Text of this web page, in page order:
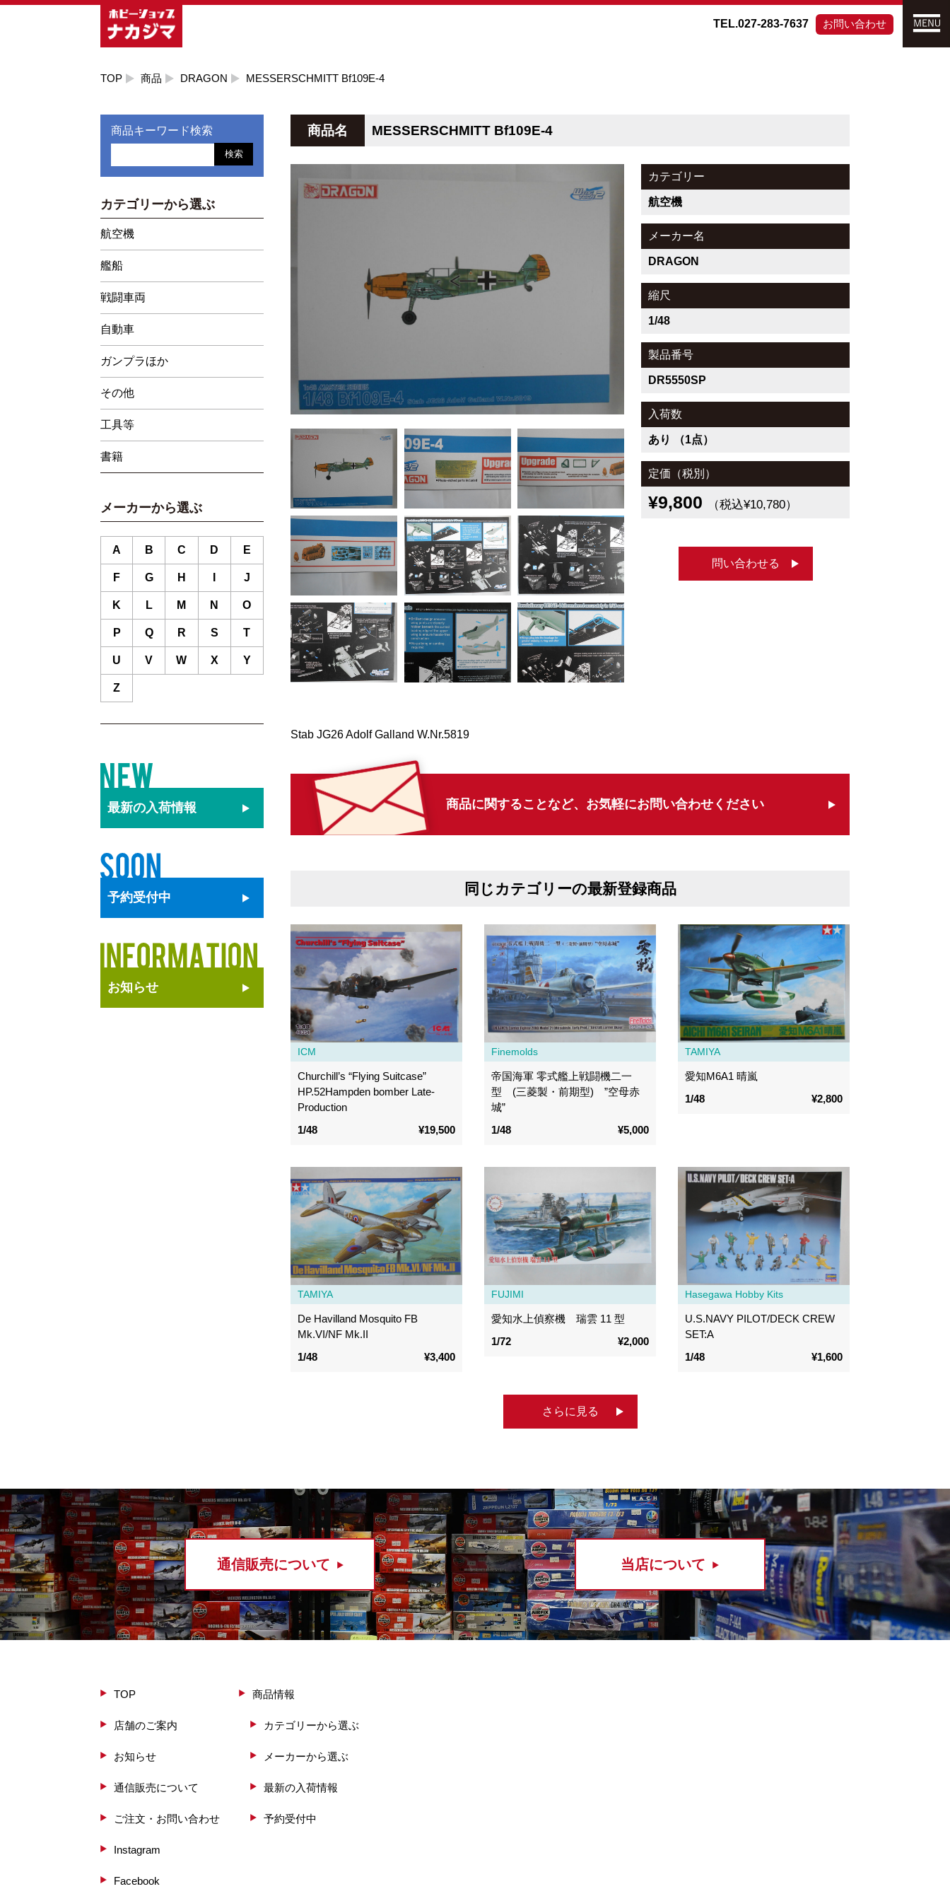
TEL.027-283-7637 お問い合わせ
TOP 商品 DRAGON MESSERSCHMITT Bf109E-4
商品名 MESSERSCHMITT Bf109E-4
カテゴリー
航空機
メーカー名
DRAGON
縮尺
1/48
製品番号
DR5550SP
入荷数
あり （1点）
定価（税別）
¥9,800 （税込¥10,780）
問い合わせる
Stab JG26 Adolf Galland W.Nr.5819
商品に関することなど、 お気軽にお問い合わせください
同じカテゴリーの最新登録商品
ICM
Churchill’s “Flying Suitcase”
HP.52Hampden bomber Late-
Production
1/48
¥19,500
Finemolds
帝国海軍 零式艦上戦闘機二一
型 (三菱製・前期型) ”空母赤
城”
1/48
¥5,000
TAMIYA
愛知M6A1 晴嵐
1/48
¥2,800
TAMIYA
De Havilland Mosquito FB
Mk.VI/NF Mk.II
1/48
¥3,400
FUJIMI
愛知水上偵察機 瑞雲 11 型
1/72
¥2,000
Hasegawa Hobby Kits
U.S.NAVY PILOT/DECK CREW
SET:A
1/48
¥1,600
さらに見る
商品キーワード検索
検索
カテゴリーから選ぶ
航空機
艦船
戦闘車両
自動車
ガンプラほか
その他
工具等
書籍
メーカーから選ぶ
A B C D E
F G H J
K L M N O
P Q R S T
U V W X Y
Z
最新の入荷情報
予約受付中
お知らせ
通信販売について 当店について
TOP
店舗のご案内
お知らせ
通信販売について
ご注文・お問い合わせ
Instagram
Facebook
商品情報
カテゴリーから選ぶ
メーカーから選ぶ
最新の入荷情報
予約受付中